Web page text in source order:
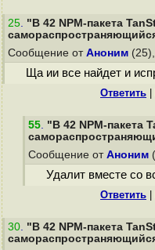
25. "В 42 NPM-пакета
Сообщение от Аноним
Ща ии все найдет и
Ответить
55. "В 42 NPM-пакета
Сообщение от Аноним
Удалит вместе со
Ответить
30. "В 42 NPM-пакета